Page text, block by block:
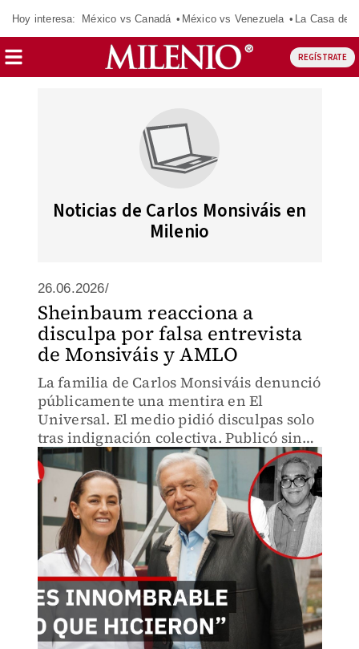
Hoy interesa: México vs Canadá México vs Venezuela La Casa de
REGÍSTRATE
Noticias de Carlos Monsiváis en
Milenio
26.06.2026/
Sheinbaum reacciona a
disculpa por falsa entrevista
de Monsiváis y AMLO
La familia de Carlos Monsiváis denunció
públicamente una mentira en El
Universal. El medio pidió disculpas solo
tras indignación colectiva. Publicó sin
ética, sin verificar. El legado del escritor
manchado por negligencia institucional.